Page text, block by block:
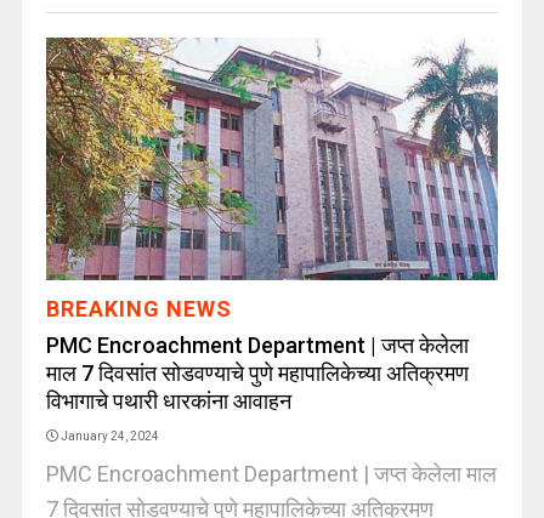
BREAKING NEWS
PMC Encroachment Department | जप्त केलेला
माल 7 दिवसांत सोडवण्याचे पुणे महापालिकेच्या अतिक्रमण
विभागाचे पथारी धारकांना आवाहन
January 24, 2024
PMC Encroachment Department | जप्त केलेला माल
7 दिवसांत सोडवण्याचे पुणे महापालिकेच्या अतिक्रमण